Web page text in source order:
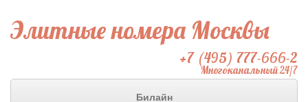
Элитные номера Москвы
+7 (495) 777-666-2
Многоканальный 24/7
Билайн